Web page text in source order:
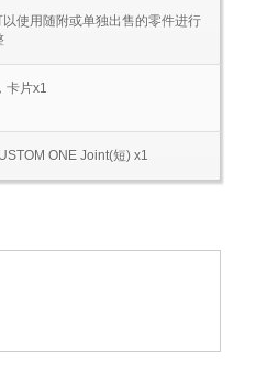
使用随附或单独出售的零件进行
卡片x1
ONE Joint(短) x1